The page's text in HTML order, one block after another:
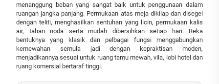
menanggung beban yang sangat baik untuk penggunaan dalam
ruangan jangka panjang. Permukaan atas meja dikilap dan disegel
dengan teliti, menghasilkan sentuhan yang licin, permukaan kalis
air, tahan noda serta mudah dibersihkan setiap hari. Reka
bentuknya yang klasik dan pelbagai fungsi menggabungkan
kemewahan semula jadi dengan kepraktisan moden,
menjadikannya sesuai untuk ruang tamu mewah, vila, lobi hotel dan
ruang komersial bertaraf tinggi.